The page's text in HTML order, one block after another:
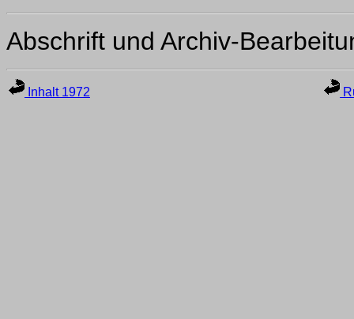
Abschrift und Archiv-
Inhalt 1972